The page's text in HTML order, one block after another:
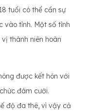
tuổi có thể cần sự
vào tỉnh. Một số tỉnh
thành niên hoàn
được kết hôn với
đám cưới.
độ đa thê, vì vậy cả